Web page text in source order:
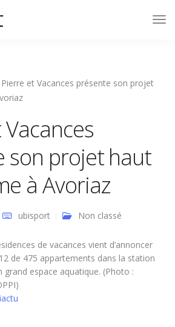
d’outils
Pierre et Vacances présente son projet
son projet haut
à Avoriaz
ubisport Non classé
de vacances vient d’annoncer
de 475 appartements dans la station
grand espace aquatique. (Photo :